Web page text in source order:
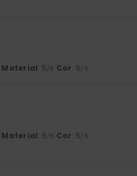
Material: 5/5 Cor: 5/5
Material: 5/5 Cor: 5/5